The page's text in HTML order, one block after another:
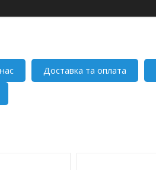
Доставка та оплата